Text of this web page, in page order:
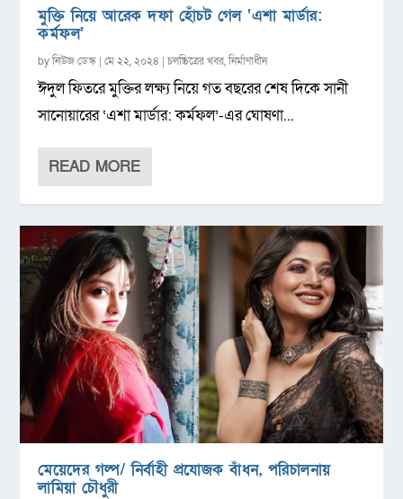
মুক্তি নিয়ে আরেক দফা হোঁচট গেল ‘এশা মার্ডার:
কর্মফল’
byনিউজ ডেস্ক |মে ২২, ২০২৪ |চলচ্চিত্রের খবর,নির্মাণাধীন
ঈদুল ফিতরে মুক্তির লক্ষ্য নিয়ে গত বছরের শেষ দিকে সানী
সানোয়ারের ‘এশা মার্ডার: কর্মফল’-এর ঘোষণা...
READ MORE
মেয়েদের গল্প/ নির্বাহী প্রযোজক বাঁধন, পরিচালনায়
লামিয়া চৌধুরী